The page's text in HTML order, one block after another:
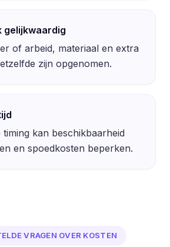
gelijkwaardig
of arbeid, materiaal en extra
zijn opgenomen.
timing kan beschikbaarheid
en spoedkosten beperken.
VRAGEN OVER KOSTEN